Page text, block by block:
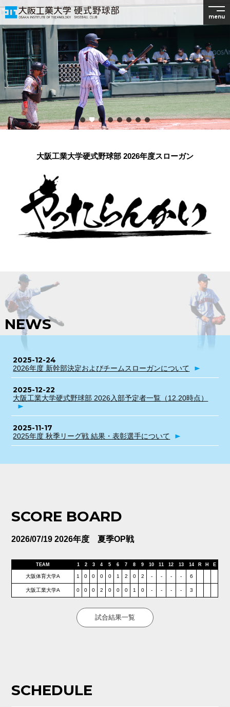
menu
大阪工業大学硬式野球部 2026年度スローガン
NEWS
2025-12-24
2026年度 新幹部決定およびチームスローガンについて
2025-12-22
大阪工業大学硬式野球部 2026入部予定者一覧（12.20時点）
2025-11-17
2025年度 秋季リーグ戦 結果・表彰選手について
SCORE BOARD
2026/07/19 2026年度 夏季OP戦
TEAM 1 2 3 4 5 6 7 8 9 10 11 12 13 14 R H E
大阪体育大学A 1 0 0 0 0 1 2 0 2 - - - - 6
大阪工業大学A 0 0 0 2 0 0 0 1 0 - - - - 3
試合結果一覧
SCHEDULE